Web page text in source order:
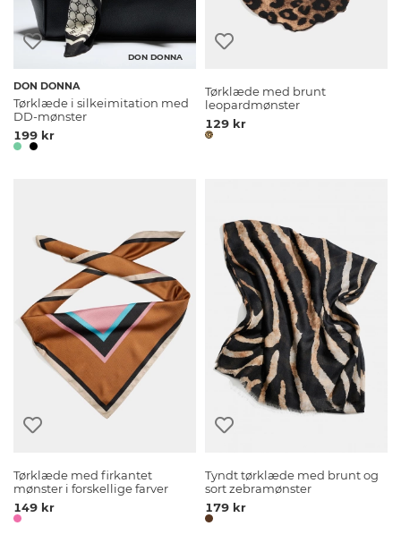
DON DONNA
DON DONNA
Tørklæde i silkeimitation med
DD-mønster
199 kr
Tørklæde med brunt
leopardmønster
129 kr
Tørklæde med firkantet
mønster i forskellige farver
149 kr
Tyndt tørklæde med brunt og
sort zebramønster
179 kr